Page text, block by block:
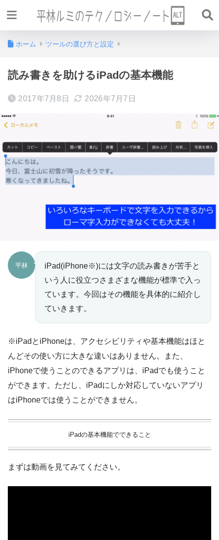
ホーム ツールの選び方と設定
読み書きを助けるiPadの基本機能
2017年7月8日 2026年7月7日
平林
iPad(iPhone※)には文字の読み書きが苦手と
いう人に役立つさまざまな機能が標準で入っ
ています。今回はその機能を具体的に紹介し
ていきます。
※iPadとiPhoneは、アクセシビリティや基本機能はほと
んどその使い方に大きな違いはありません。また、
iPhoneで使うことのできるアプリは、iPadでも使うこと
ができます。ただし、iPadにしか対応していないアプリ
はiPhoneでは使うことができません。
iPadの基本機能でできること
まずは動画を見てみてください。